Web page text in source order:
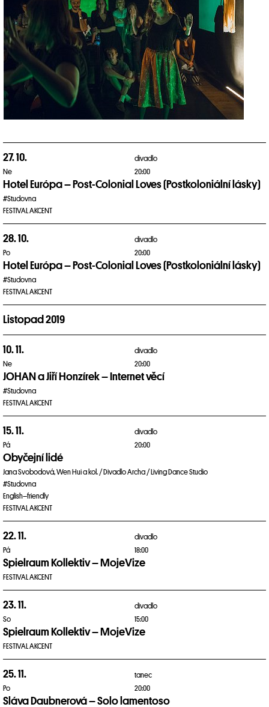
27. 10.
Ne
divadlo
20:00
Hotel Európa – Post-Colonial Loves (Postkoloniální lásky)
#Studovna
FESTIVAL AKCENT
28. 10.
Po
divadlo
20:00
Hotel Európa – Post-Colonial Loves (Postkoloniální lásky)
#Studovna
FESTIVAL AKCENT
Listopad 2019
10. 11.
Ne
divadlo
20:00
JOHAN a Jiří Honzírek – Internet věcí
#Studovna
FESTIVAL AKCENT
15. 11.
Pá
divadlo
20:00
Obyčejní lidé
Jana Svobodová, Wen Hui a kol. / Divadlo Archa / Living Dance Studio
#Studovna
English–friendly
FESTIVAL AKCENT
22. 11.
Pá
divadlo
18:00
Spielraum Kollektiv – MojeVize
FESTIVAL AKCENT
23. 11.
So
divadlo
15:00
Spielraum Kollektiv – MojeVize
FESTIVAL AKCENT
25. 11.
Po
tanec
20:00
Sláva Daubnerová – Solo lamentoso